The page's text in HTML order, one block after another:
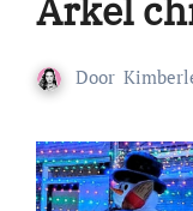
Arkel
Door